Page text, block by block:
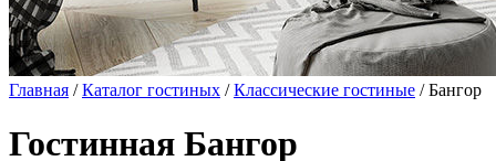
Главная /Каталог гостиных /Классические гостиные / Бангор
Гостинная Бангор